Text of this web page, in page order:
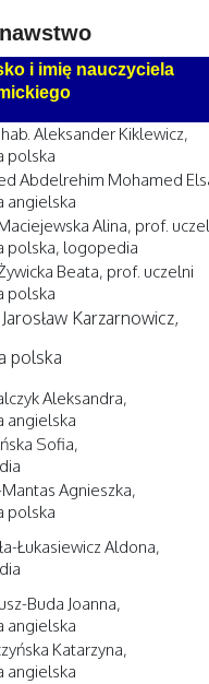
i imię nauczyciela
Aleksander Kiklewicz,
polska
Abdelrehim Mohamed
angielska
Alina, prof.
polska, logopedia
Beata, prof. uczelni
polska
Karzarnowicz,
polska
Aleksandra,
angielska
Sofia,
Agnieszka,
polska
Łukasiewicz Aldona,
Buda Joanna,
angielska
Katarzyna,
angielska